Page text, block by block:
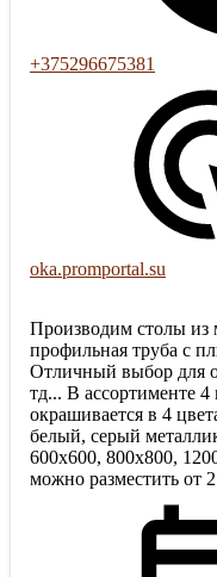
+375296675381
oka.promportal.su
Производим столы из
профильная труба с
Отличный выбор для
тд... В ассортименте
окрашивается в 4
белый, серый
600х600, 800х800,
можно разместить от